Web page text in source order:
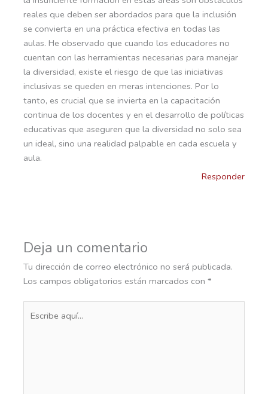
reales que deben ser abordados para que la inclusión
se convierta en una práctica efectiva en todas las
aulas. He observado que cuando los educadores no
cuentan con las herramientas necesarias para manejar
la diversidad, existe el riesgo de que las iniciativas
inclusivas se queden en meras intenciones. Por lo
tanto, es crucial que se invierta en la capacitación
continua de los docentes y en el desarrollo de políticas
educativas que aseguren que la diversidad no solo sea
un ideal, sino una realidad palpable en cada escuela y
aula.
Responder
Deja un comentario
Tu dirección de correo electrónico no será publicada.
Los campos obligatorios están marcados con*
aquí...